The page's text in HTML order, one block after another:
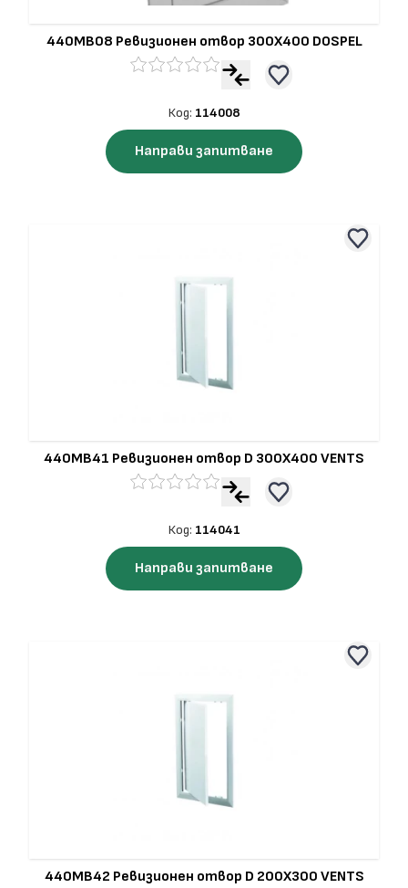
440MB08 Ревизионен отвор 300Х400 DOSPEL
Код: 114008
Направи запитване
440MB41 Ревизионен отвор D 300X400 VENTS
Код: 114041
Направи запитване
440MB42 Ревизионен отвор D 200X300 VENTS